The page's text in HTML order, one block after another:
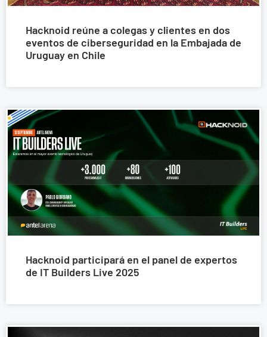
Hacknoid reúne a colegas y clientes en dos
eventos de ciberseguridad en la Embajada de
Uruguay en Chile
Hacknoid participará en el panel de expertos
de IT Builders Live 2025